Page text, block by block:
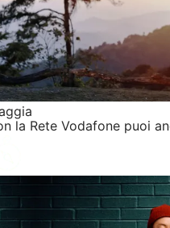
la Rete Vodafone puoi